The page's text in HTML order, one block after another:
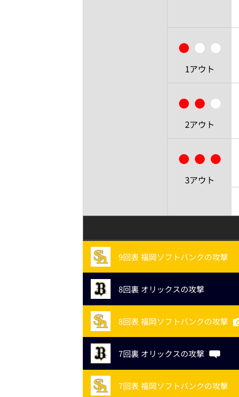
1アウト
2アウト
3アウト
9回表 福岡ソフトバンクの攻撃
8回裏 オリックスの攻撃
8回表 福岡ソフトバンクの攻撃
7回裏 オリックスの攻撃
7回表 福岡ソフトバンクの攻撃